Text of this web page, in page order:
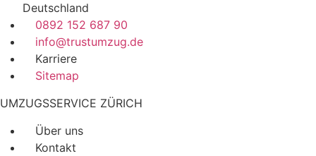
Deutschland
0892 152 687 90
info@trustumzug.de
Karriere
Sitemap
UMZUGSSERVICE ZÜRICH
Über uns
Kontakt